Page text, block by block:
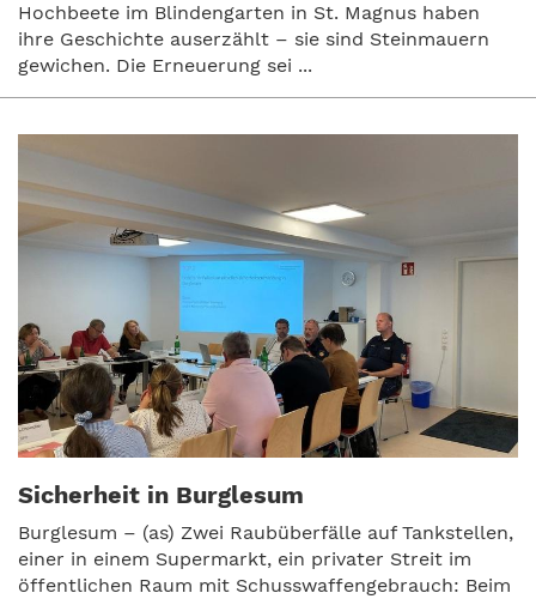
Hochbeete im Blindengarten in St. Magnus haben
ihre Geschichte auserzählt – sie sind Steinmauern
gewichen. Die Erneuerung sei ...
Sicherheit in Burglesum
Burglesum – (as) Zwei Raubüberfälle auf Tankstellen,
einer in einem Supermarkt, ein privater Streit im
öffentlichen Raum mit Schusswaffengebrauch: Beim